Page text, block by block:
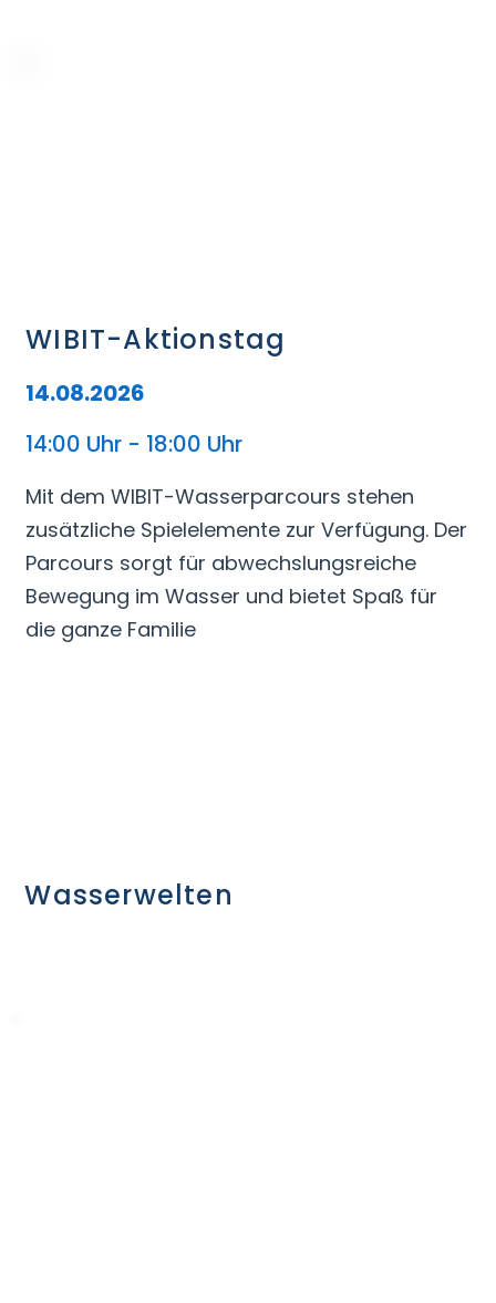
WIBIT-Aktionstag
14.08.2026
14:00 Uhr - 18:00 Uhr
Mit dem WIBIT-Wasserparcours stehen
zusätzliche Spielelemente zur Verfügung. Der
Parcours sorgt für abwechslungsreiche
Bewegung im Wasser und bietet Spaß für
die ganze Familie
Wasserwelten